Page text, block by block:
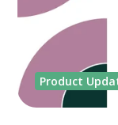
Product